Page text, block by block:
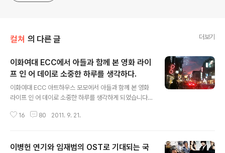
컬쳐 의 다른 글 더보기
이화여대 ECC에서 아들과 함께 본 영화 라이
프 인 어 데이로 소중한 하루를 생각하다.
이화여대 ECC 아트하우스 모모에서 아들과 함께 본 영화
라이프 인 어 데이로 소중한 하루를 생각하게 되었습니다.
이라는 말이 생각나기도 했답니다. 참 오랜만에 이대입구
이 얼마남지 않은 기간이긴 하지만 라이프 인 어 데이를 보
16 80 2011. 9. 21.
이병헌 연기와 임재범의 OST로 기대되는 국